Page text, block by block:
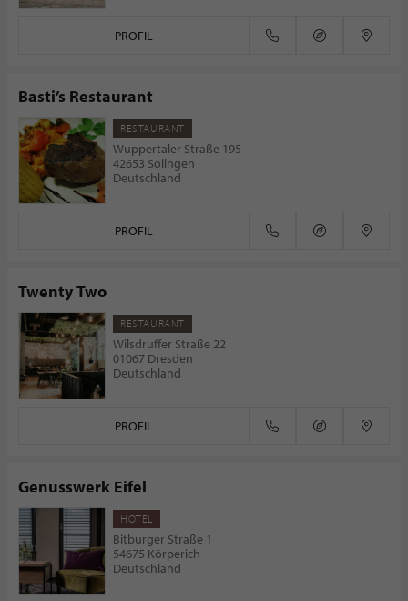
PROFIL
Basti’s Restaurant
RESTAURANT
Wuppertaler Straße 195
42653 Solingen
Deutschland
PROFIL
Twenty Two
RESTAURANT
Wilsdruffer Straße 22
01067 Dresden
Deutschland
PROFIL
Genusswerk Eifel
HOTEL
Bitburger Straße 1
54675 Körperich
Deutschland